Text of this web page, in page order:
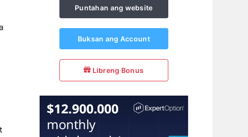
Puntahan ang website
Buksan ang Account
Libreng Bonus